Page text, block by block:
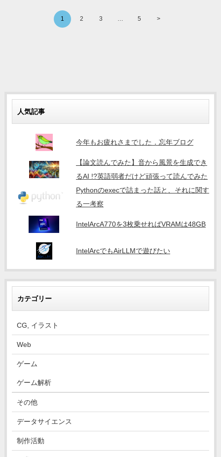
1 2 3 … 5 >
人気記事
今年もお疲れさまでした．忘年ブログ
【論文読んでみた】音から風景を生成でき
るAI !?英語弱者だけど頑張って読んでみた
Pythonのexecで詰まった話と、それに関す
る一考察
IntelArcA770を3枚乗せればVRAMは48GB
IntelArcでもAirLLMで遊びたい
カテゴリー
CG, イラスト
Web
ゲーム
ゲーム解析
その他
データサイエンス
制作活動